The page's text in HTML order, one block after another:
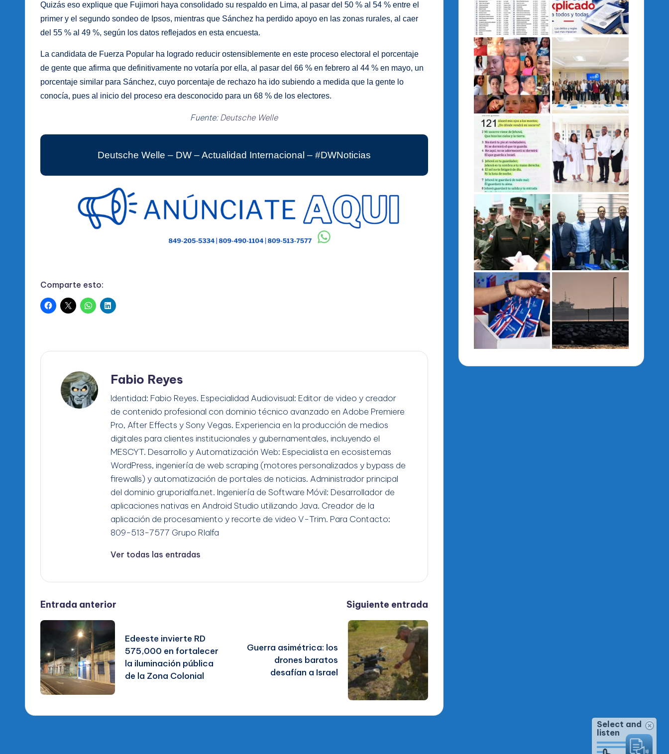
Quizás eso explique que Fujimori haya consolidado su respaldo en Lima, al pasar del 50 % al 54 % entre el
primer y el segundo sondeo de Ipsos, mientras que Sánchez ha perdido apoyo en las zonas rurales, al caer
del 55 % al 49 %, según los datos reflejados en esta encuesta.
La candidata de Fuerza Popular ha logrado reducir ostensiblemente en este proceso electoral el porcentaje
de gente que afirma que definitivamente no votaría por ella, al pasar del 66 % en febrero al 44 % en mayo, un
porcentaje similar para Sánchez, cuyo porcentaje de rechazo ha ido subiendo a medida que la gente lo
conocía, pues al inicio del proceso era desconocido para un 68 % de los electores.
Fuente: Deutsche Welle
Deutsche Welle – DW – Actualidad Internacional – #DWNoticias
Comparte esto:
Fabio Reyes
Identidad: Fabio Reyes. Especialidad Audiovisual: Editor de video y creador
de contenido profesional con dominio técnico avanzado en Adobe Premiere
Pro, After Effects y Sony Vegas. Experiencia en la producción de medios
digitales para clientes institucionales y gubernamentales, incluyendo el
MESCYT. Desarrollo y Automatización Web: Especialista en ecosistemas
WordPress, ingeniería de web scraping (motores personalizados y bypass de
firewalls) y automatización de portales de noticias. Administrador principal
del dominio gruporialfa.net. Ingeniería de Software Móvil: Desarrollador de
aplicaciones nativas en Android Studio utilizando Java. Creador de la
aplicación de procesamiento y recorte de video V-Trim. Para Contacto:
809-513-7577 Grupo RIalfa
Ver todas las entradas
Navegación
de
entradas
Entrada anterior
Edeeste invierte RD
575,000 en fortalecer
la iluminación pública
de la Zona Colonial
Siguiente entrada
Guerra asimétrica: los
drones baratos
desafían a Israel
Select and
listen